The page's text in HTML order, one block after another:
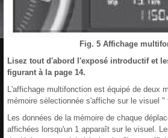
Fig. 5 Affichage
Lisez tout d'abord l'exposé introductif et
figurant à la page 14.
L'affichage multifonction est équipé de deux
mémoire sélectionnée s'affiche sur le visuel "
Les données de la mémoire de chaque
affichées lorsqu'un 1 apparaît sur le visuel.